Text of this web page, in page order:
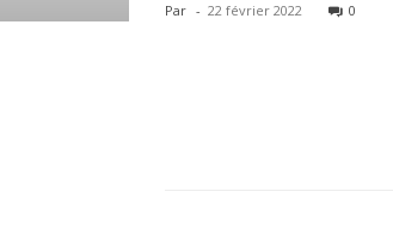
Par - 22 février 2022 0